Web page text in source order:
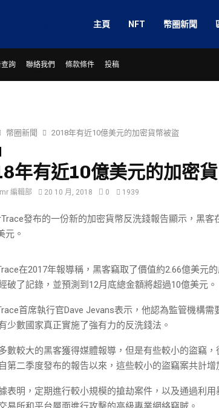
主頁 NFT 幣圈新聞
詢 聯絡我們 條款條件 投稿
幣圈新聞 2018年有近10億美元的加密貨幣被盜
年有近10億美元的加密
編輯部 20 10 月, 2018 0 1939
發布的一份新的加密貨幣反洗錢報告顯示，黑
元。
在2017年報導稱，黑客竊取了價值約2.66億美元
破了記錄，並預測到12月底總金額將超過10億美元。
首席執行官Dave Jevans表示，他認為監管機構
少數國家真正實施了強有力的反洗錢法。
數較大的黑客獲得媒體報導，但是有些較小的盜竊
第二季度發布的報告以來，這些較小的盜竊案共計增
表明，定期進行較小規模的搶劫案件，以及通過利